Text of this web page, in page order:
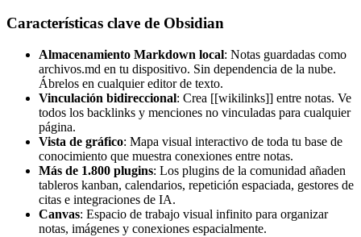
Características clave de Obsidian
Almacenamiento Markdown local: Notas guardadas como
archivos.md en tu dispositivo. Sin dependencia de la nube.
Ábrelos en cualquier editor de texto.
Vinculación bidireccional: Crea [[wikilinks]] entre notas. Ve
todos los backlinks y menciones no vinculadas para cualquier
página.
Vista de gráfico: Mapa visual interactivo de toda tu base de
conocimiento que muestra conexiones entre notas.
Más de 1.800 plugins: Los plugins de la comunidad añaden
tableros kanban, calendarios, repetición espaciada, gestores de
citas e integraciones de IA.
Canvas: Espacio de trabajo visual infinito para organizar
notas, imágenes y conexiones espacialmente.